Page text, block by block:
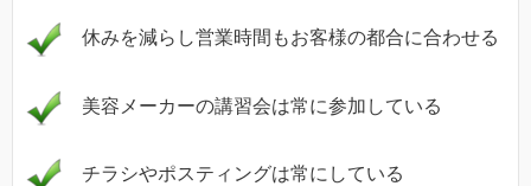
休みを減らし営業時間もお客様の都合に合わせる
美容メーカーの講習会は常に参加している
チラシやポスティングは常にしている